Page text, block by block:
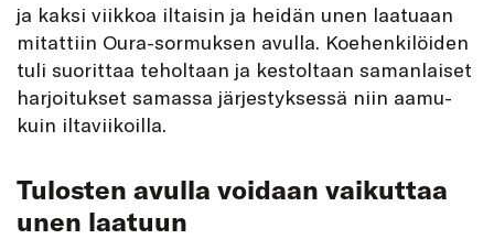
ja kaksi viikkoa iltaisin ja heidän unen laatuaan
mitattiin Oura-sormuksen avulla. Koehenkilöiden
tuli suorittaa teholtaan ja kestoltaan samanlaiset
harjoitukset samassa järjestyksessä niin aamu-
kuin iltaviikoilla.
Tulosten avulla voidaan vaikuttaa
unen laatuun